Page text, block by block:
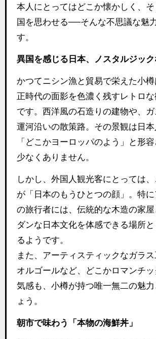
本人にとってはどこか懐かしく、
国を思わせる──そんな不思議な魅
す。
異国を感じる日本、ノスタルジッ
かつてニシン漁と貿易で栄えた小
正時代の面影を色濃く残すレトロ
です。西洋風の石造りの建物や、
運河沿いの散策路。その景観は日
「どこかヨーロッパのよう」と形
少なくありません。
しかし、外国人観光客にとっては
が「日本のもうひとつの顔」。特
の旅行者には、伝統的な木造の家
ダンな日本文化を体感できる場所
るようです。
また、アーティスティックなガラ
オルゴールなど、どこかロマンチ
気感も、小樽が持つ唯一無二の魅
ょう。
朝市で味わう「本物の海鮮丼」